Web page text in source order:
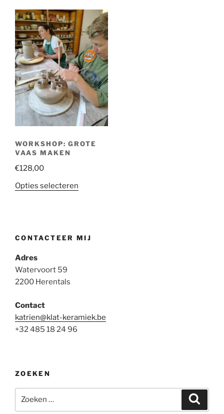
WORKSHOP: GROTE
VAAS MAKEN
€128,00
Opties selecteren
CONTACTEER MIJ
Adres
Watervoort 59
2200 Herentals
Contact
katrien@klat-keramiek.be
+32 485 18 24 96
ZOEKEN
naar: